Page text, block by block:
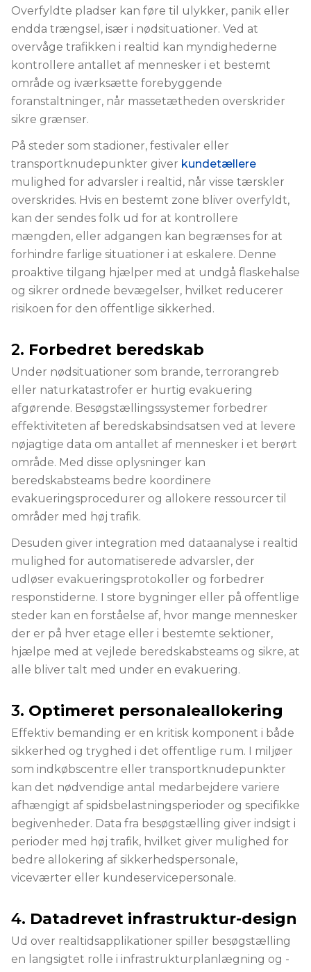
Overfyldte pladser kan føre til ulykker, panik eller
endda trængsel, især i nødsituationer. Ved at
overvåge trafikken i realtid kan myndighederne
kontrollere antallet af mennesker i et bestemt
område og iværksætte forebyggende
foranstaltninger, når massetætheden overskrider
sikre grænser.
På steder som stadioner, festivaler eller
transportknudepunkter giver kundetællere
mulighed for advarsler i realtid, når visse tærskler
overskrides. Hvis en bestemt zone bliver overfyldt,
kan der sendes folk ud for at kontrollere
mængden, eller adgangen kan begrænses for at
forhindre farlige situationer i at eskalere. Denne
proaktive tilgang hjælper med at undgå flaskehalse
og sikrer ordnede bevægelser, hvilket reducerer
risikoen for den offentlige sikkerhed.
2. Forbedret beredskab
Under nødsituationer som brande, terrorangreb
eller naturkatastrofer er hurtig evakuering
afgørende. Besøgstællingssystemer forbedrer
effektiviteten af beredskabsindsatsen ved at levere
nøjagtige data om antallet af mennesker i et berørt
område. Med disse oplysninger kan
beredskabsteams bedre koordinere
evakueringsprocedurer og allokere ressourcer til
områder med høj trafik.
Desuden giver integration med dataanalyse i realtid
mulighed for automatiserede advarsler, der
udløser evakueringsprotokoller og forbedrer
responstiderne. I store bygninger eller på offentlige
steder kan en forståelse af, hvor mange mennesker
der er på hver etage eller i bestemte sektioner,
hjælpe med at vejlede beredskabsteams og sikre, at
alle bliver talt med under en evakuering.
3. Optimeret personaleallokering
Effektiv bemanding er en kritisk komponent i både
sikkerhed og tryghed i det offentlige rum. I miljøer
som indkøbscentre eller transportknudepunkter
kan det nødvendige antal medarbejdere variere
afhængigt af spidsbelastningsperioder og specifikke
begivenheder. Data fra besøgstælling giver indsigt i
perioder med høj trafik, hvilket giver mulighed for
bedre allokering af sikkerhedspersonale,
viceværter eller kundeservicepersonale.
4. Datadrevet infrastruktur-design
Ud over realtidsapplikationer spiller besøgstælling
en langsigtet rolle i infrastrukturplanlægning og -